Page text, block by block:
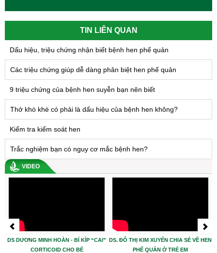
TIN LIÊN QUAN
Dấu hiệu, triệu chứng nhận biết bệnh hen phế quản
Các triệu chứng giúp dễ dàng phân biệt hen phế quản
9 triệu chứng của bệnh hen suyễn bạn nên biết
Thở khò khè có phải là dấu hiệu của bệnh hen không?
Kiểm tra kiểm soát hen
Trắc nghiệm bạn có nguy cơ mắc bệnh hen?
VIDEO
DS DƯƠNG MINH HOÀN - BÍ KÍP “CAI”
CORTICOID CHO BÉ
DS. ĐỖ THỊ KIM XUYẾN CHIA SẺ VỀ HEN
PHẾ QUẢN Ở TRẺ EM